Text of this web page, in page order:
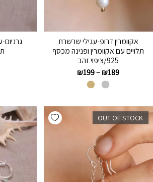
אקוומרין דרופ-עגילי שרשרת
תלויים עם אקוומרין ופנינה מכסף
925/ציפוי זהב
₪189
–
₪199
Add wishlist OUT OF STOCK